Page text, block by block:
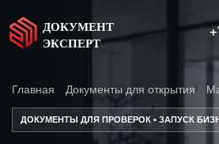
ДОКУМЕНТ
ЭКСПЕРТ
Главная Документы для открытия
ДОКУМЕНТЫ ДЛЯ ПРОВЕРОК • ЗАПУСК